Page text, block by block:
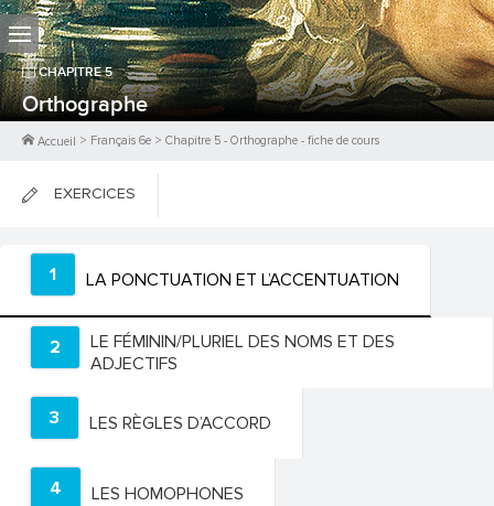
CHAPITRE5
Orthographe
Accueil > Français 6e > Chapitre 5 - Orthographe - fiche de cours
EXERCICES
FICHES DE COURS
0PTS
1 LA PONCTUATION ET L’ACCENTUATION
2
LE FÉMININ/PLURIEL DES NOMS ET DES
ADJECTIFS
3 LES RÈGLES D’ACCORD
4 LES HOMOPHONES